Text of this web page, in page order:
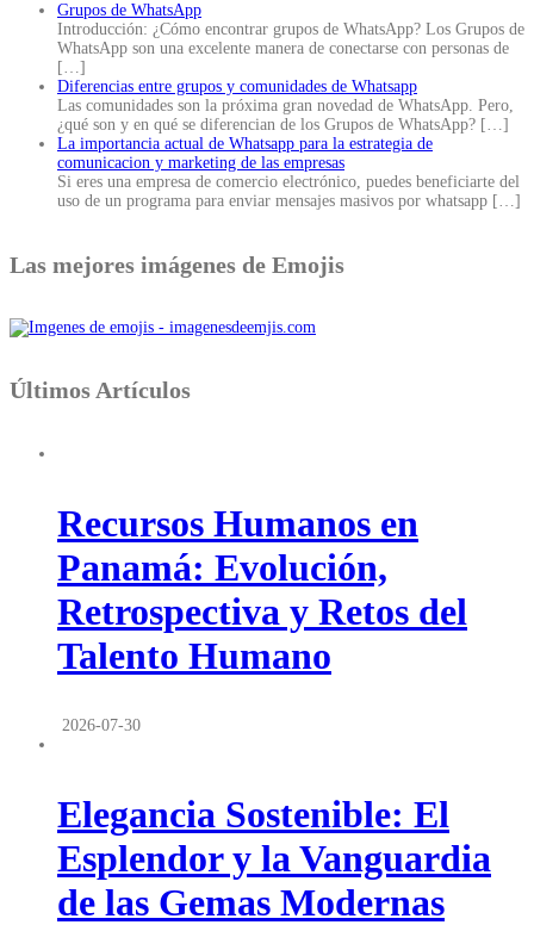
Grupos de WhatsApp
Introducción: ¿Cómo encontrar grupos de WhatsApp? Los Grupos de
WhatsApp son una excelente manera de conectarse con personas de
[…]
Diferencias entre grupos y comunidades de Whatsapp
Las comunidades son la próxima gran novedad de WhatsApp. Pero,
¿qué son y en qué se diferencian de los Grupos de WhatsApp? […]
La importancia actual de Whatsapp para la estrategia de
comunicacion y marketing de las empresas
Si eres una empresa de comercio electrónico, puedes beneficiarte del
uso de un programa para enviar mensajes masivos por whatsapp […]
Las mejores imágenes de Emojis
Últimos Artículos
Recursos Humanos en
Panamá: Evolución,
Retrospectiva y Retos del
Talento Humano
2026-07-30
Elegancia Sostenible: El
Esplendor y la Vanguardia
de las Gemas Modernas